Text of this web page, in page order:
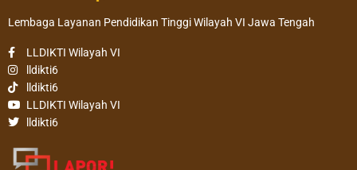
Lembaga Layanan Pendidikan Tinggi Wilayah VI Jawa Tengah
LLDIKTI Wilayah VI
lldikti6
lldikti6
LLDIKTI Wilayah VI
lldikti6